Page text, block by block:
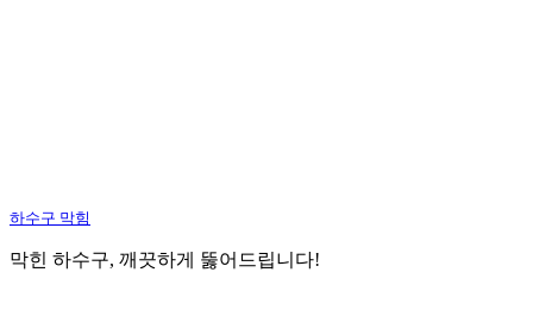
하수구 막힘
막힌 하수구, 깨끗하게 뚫어드립니다!